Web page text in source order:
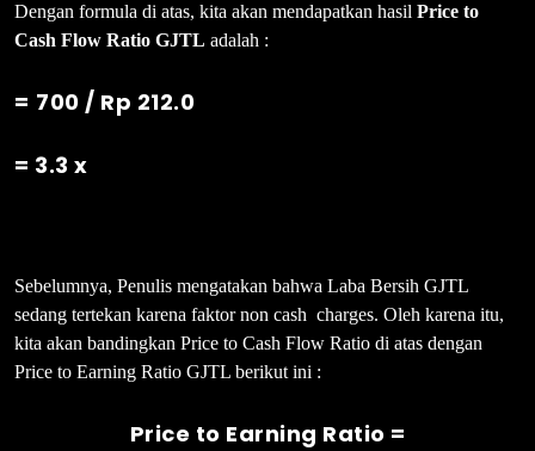
Dengan formula di atas, kita akan mendapatkan hasil Price to
Cash Flow Ratio GJTL adalah :
= 700 / Rp 212.0
= 3.3 x
Sebelumnya, Penulis mengatakan bahwa Laba Bersih GJTL
sedang tertekan karena faktor non cash charges. Oleh karena itu,
kita akan bandingkan Price to Cash Flow Ratio di atas dengan
Price to Earning Ratio GJTL berikut ini :
Price to Earning Ratio =